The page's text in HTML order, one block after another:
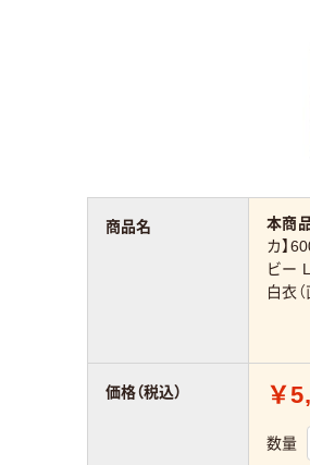
本商
カ】
ビー
白衣（
￥
数量
商品名
価格（税込）